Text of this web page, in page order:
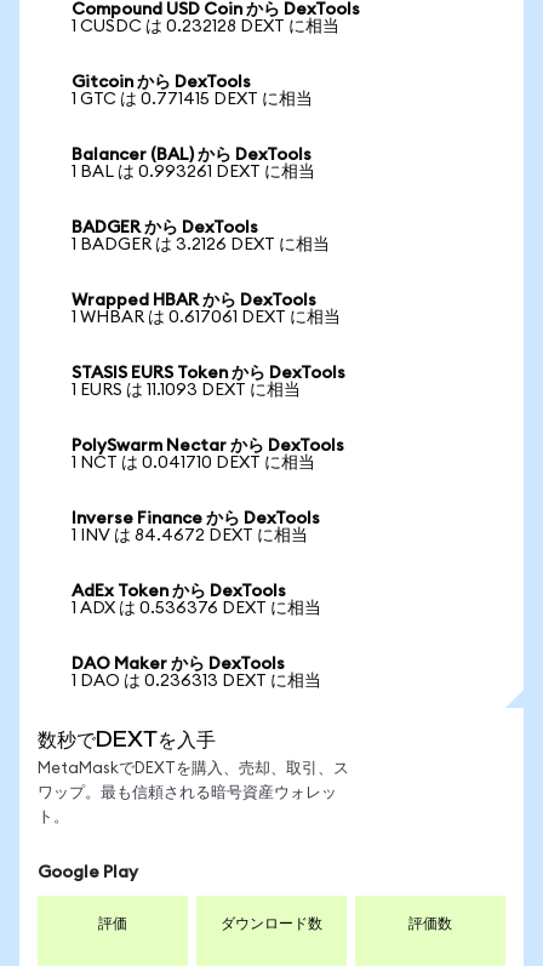
Compound USD Coin から DexTools
1 CUSDC は 0.232128 DEXT に相当
Gitcoin から DexTools
1 GTC は 0.771415 DEXT に相当
Balancer (BAL) から DexTools
1 BAL は 0.993261 DEXT に相当
BADGER から DexTools
1 BADGER は 3.2126 DEXT に相当
Wrapped HBAR から DexTools
1 WHBAR は 0.617061 DEXT に相当
STASIS EURS Token から DexTools
1 EURS は 11.1093 DEXT に相当
PolySwarm Nectar から DexTools
1 NCT は 0.041710 DEXT に相当
Inverse Finance から DexTools
1 INV は 84.4672 DEXT に相当
AdEx Token から DexTools
1 ADX は 0.536376 DEXT に相当
DAO Maker から DexTools
1 DAO は 0.236313 DEXT に相当
数秒でDEXTを入手
MetaMaskでDEXTを購入、売却、取引、ス
ワップ。最も信頼される暗号資産ウォレッ
ト。
Google Play
評価 ダウンロード数 評価数